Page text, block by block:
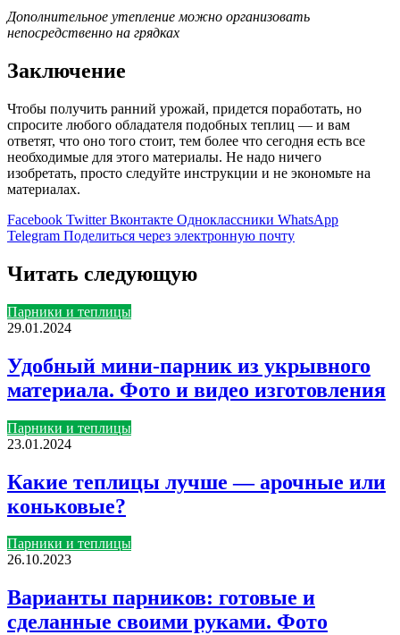
Дополнительное утепление можно организовать
непосредственно на грядках
Заключение
Чтобы получить ранний урожай, придется поработать, но
спросите любого обладателя подобных теплиц — и вам
ответят, что оно того стоит, тем более что сегодня есть все
необходимые для этого материалы. Не надо ничего
изобретать, просто следуйте инструкции и не экономьте на
материалах.
Facebook Twitter Вконтакте Одноклассники WhatsApp
Telegram Поделиться через электронную почту
Читать следующую
Парники и теплицы
29.01.2024
Удобный мини-парник из укрывного
материала. Фото и видео изготовления
Парники и теплицы
23.01.2024
Какие теплицы лучше — арочные или
коньковые?
Парники и теплицы
26.10.2023
Варианты парников: готовые и
сделанные своими руками. Фото